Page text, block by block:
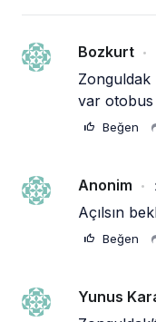
Bozkurt •
var otobus
Beğen
Anonim •
Açılsın
Beğen
Yunus